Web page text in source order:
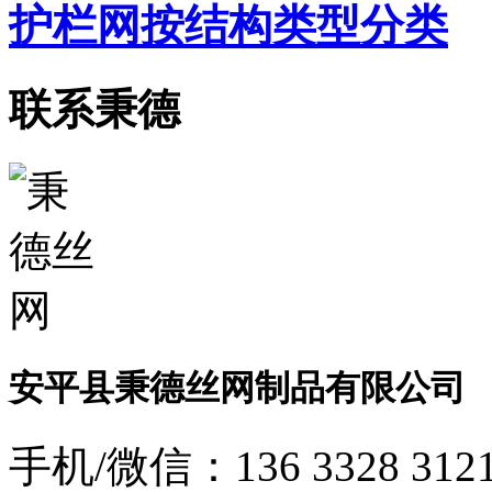
护栏网按结构类型分类
联系秉德
安平县秉德丝网制品有限公司
手机/微信： 136 3328